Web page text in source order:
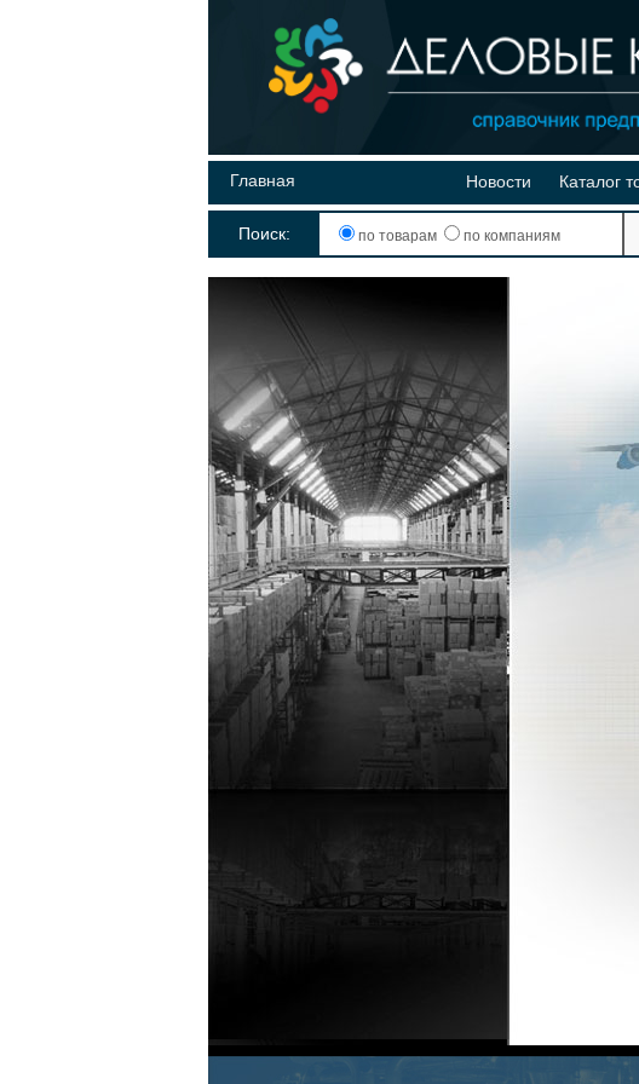
Главная Новости Каталог
Поиск: по товарам по компаниям